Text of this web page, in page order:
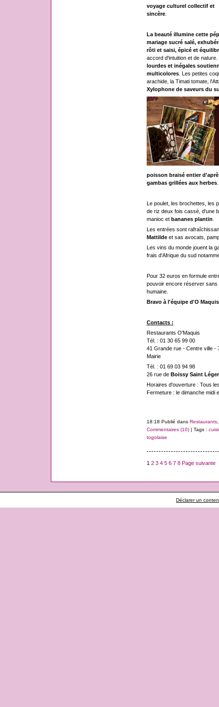
voyage culturel collectif et
sincère.
La beauté illumine cette
mariage sucré salé,
rôti et saisi, épicé et
accord d'intuition et de nature.
lourdes et inégales
multicolores. Les petites
arachide, la Timati tomate,
Xylophone de saveurs du
poisson braisé entier
gambas grillées aux herbes.
Le poulet, les brochettes, les
de riz deux fois cassé, d'une
manioc et bananes plantin
Les entrées sont
Mattildeet sas avocats,
Les vins du monde jouent la
frais d'Afrique du sud
Pour 32 euros en formule
pouvoir encore réserver sans
humaine.
Bravo à l'équipe d'O
Contacts :
Restaurants O'Maquis
Tél. : 01 30 65 99 00
41 Grande rue - Centre ville -
Mairie
Tél. : 01 69 03 94 98
26 rue de Boissy Saint Léger
Horaires d'ouverture : Tous
Fermeture : le dimanche midi
18:18 Publié dans Restaurants
Commentaires (10)| Tags :
togolaise
1 2 3 4 5 6 7 8 Page suivante
Déclarer un